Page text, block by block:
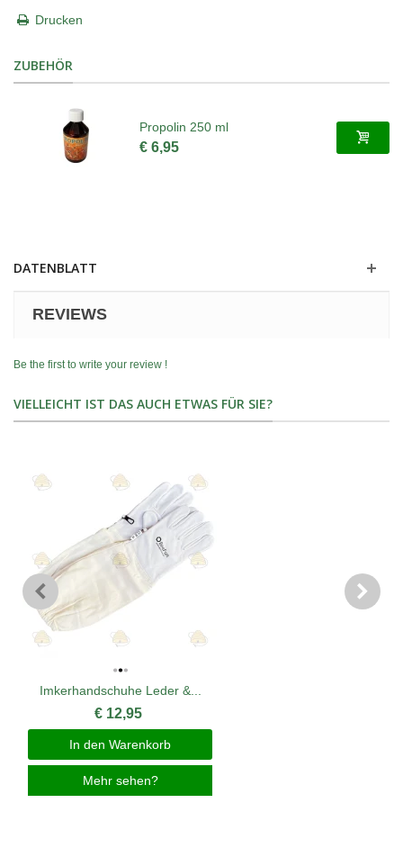
Drucken
ZUBEHÖR
Propolin 250 ml
€ 6,95
DATENBLATT
REVIEWS
Be the first to write your review !
VIELLEICHT IST DAS AUCH ETWAS FÜR SIE?
Imkerhandschuhe Leder &...
€ 12,95
In den Warenkorb
Mehr sehen?